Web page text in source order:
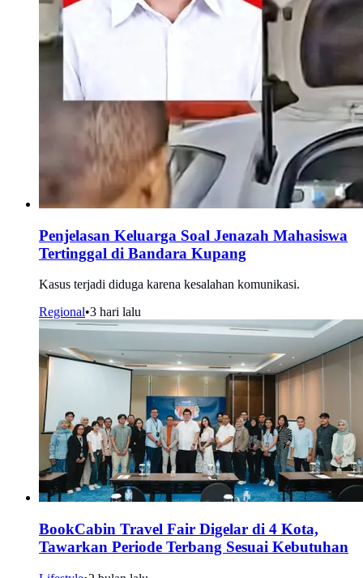
Penjelasan Keluarga Soal Jenazah Mahasiswa
Tertinggal di Bandara Kupang
Kasus terjadi diduga karena kesalahan komunikasi.
Regional•3 hari lalu
BookCabin Travel Fair Digelar di 4 Kota,
Tawarkan Periode Terbang Sesuai Kebutuhan